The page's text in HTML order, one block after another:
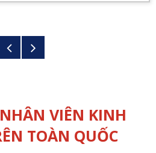
VIÊN KINH
TOÀN QUỐC